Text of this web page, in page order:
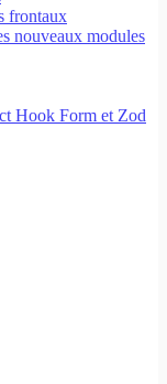
frontaux
nouveaux modules
Hook Form et Zod